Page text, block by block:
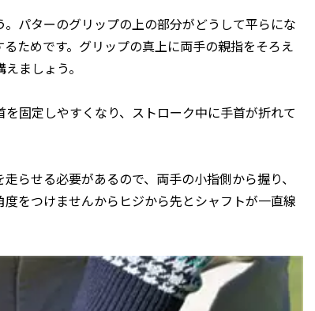
パターのグリップの上の部分がどうして平らにな
ためです。グリップの真上に両手の親指をそろえ
ましょう。
固定しやすくなり、ストローク中に手首が折れて
らせる必要があるので、両手の小指側から握り、
をつけませんからヒジから先とシャフトが一直線